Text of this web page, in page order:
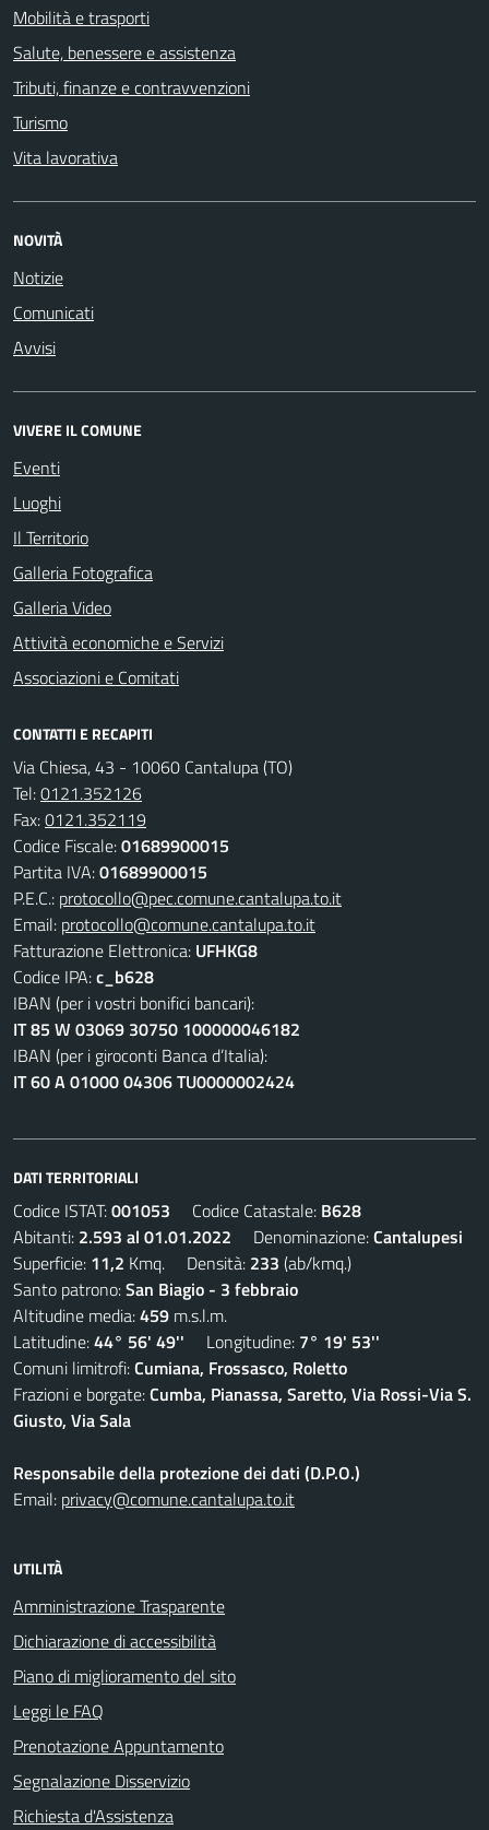
Mobilità e trasporti
Salute, benessere e assistenza
Tributi, finanze e contravvenzioni
Turismo
Vita lavorativa
NOVITÀ
Notizie
Comunicati
Avvisi
VIVERE IL COMUNE
Eventi
Luoghi
Il Territorio
Galleria Fotografica
Galleria Video
Attività economiche e Servizi
Associazioni e Comitati
CONTATTI E RECAPITI
Via Chiesa, 43 - 10060 Cantalupa (TO)
Tel:0121.352126
Fax:0121.352119
Codice Fiscale:01689900015
Partita IVA:01689900015
P.E.C.: protocollo@pec.comune.cantalupa.to.it
Email: protocollo@comune.cantalupa.to.it
Fatturazione Elettronica: UFHKG8
Codice IPA:c_b628
IBAN (per i vostri bonifici bancari):
IT 85 W 03069 30750 100000046182
IBAN (per i giroconti Banca d’Italia):
IT 60 A 01000 04306 TU0000002424
DATI TERRITORIALI
Codice ISTAT:001053 Codice Catastale: B628
Abitanti: 2.593 al 01.01.2022 Denominazione:Cantalupesi
Superficie: 11,2 Kmq. Densità: 233 (ab/kmq.)
Santo patrono:San Biagio - 3 febbraio
Altitudine media:459 m.s.l.m.
Latitudine:44° 56' 49'' Longitudine: 7° 19' 53''
Comuni limitrofi:Cumiana, Frossasco, Roletto
Frazioni e borgate:Cumba, Pianassa, Saretto, Via Rossi-Via S.
Giusto, Via Sala
Responsabile della protezione dei dati (D.P.O.)
Email: privacy@comune.cantalupa.to.it
UTILITÀ
Amministrazione Trasparente
Dichiarazione di accessibilità
Piano di miglioramento del sito
Leggi le FAQ
Prenotazione Appuntamento
Segnalazione Disservizio
Richiesta d'Assistenza